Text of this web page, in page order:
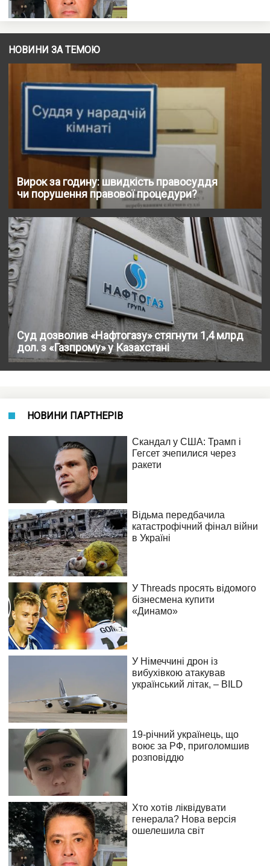
НОВИНИ ЗА ТЕМОЮ
Вирок за годину: швидкість правосуддя
чи порушення правової процедури?
Суд дозволив «Нафтогазу» стягнути 1,4 млрд
дол. з «Газпрому» у Казахстані
НОВИНИ ПАРТНЕРІВ